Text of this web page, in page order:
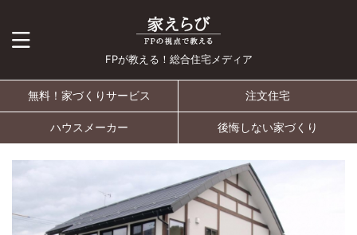
FPが教える！総合住宅メディア
無料！家づくりサービス 注文住宅
ハウスメーカー 後悔しない家づくり